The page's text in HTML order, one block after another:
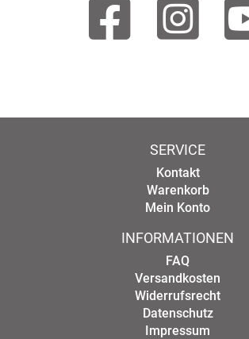
SERVICE
Kontakt
Warenkorb
Mein Konto
INFORMATIONEN
FAQ
Versandkosten
Widerrufsrecht
Datenschutz
Impressum